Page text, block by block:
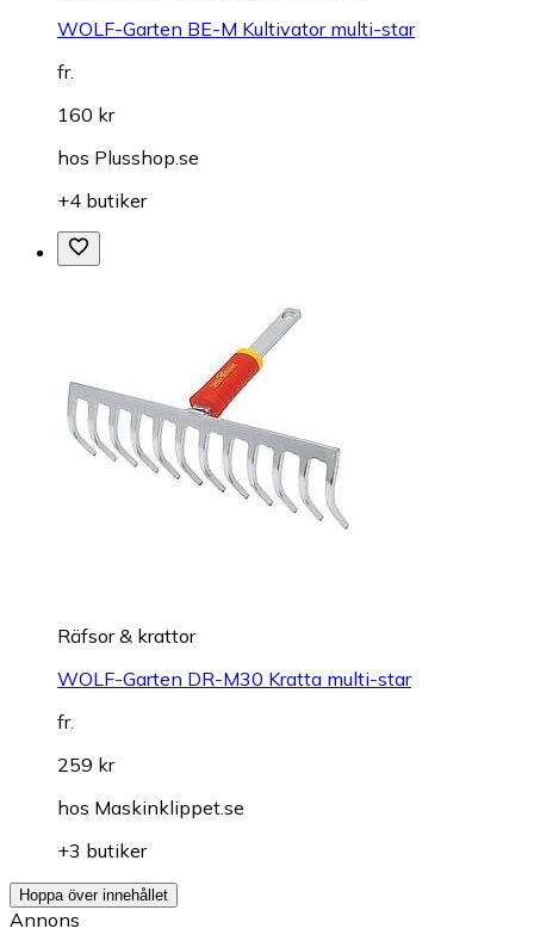
WOLF-Garten BE-M Kultivator multi-star
fr.
160 kr
hos Plusshop.se
+4 butiker
Räfsor & krattor
WOLF-Garten DR-M30 Kratta multi-star
fr.
259 kr
hos Maskinklippet.se
+3 butiker
Hoppa över innehållet
Annons